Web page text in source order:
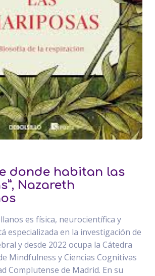
donde habitan las
Nazareth
es física, neurocientífica y
especializada en la investigación de
y desde 2022 ocupa la Cátedra
Mindfulness y Ciencias Cognitivas
Complutense de Madrid. En su